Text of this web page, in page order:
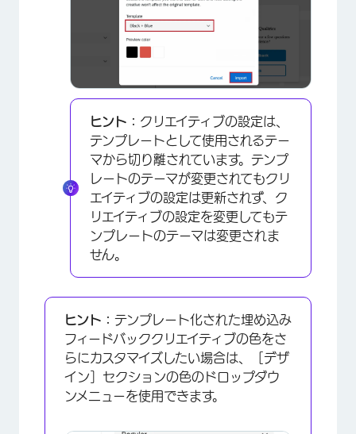
×
ヒント： クリエイティブの設定は、
テンプレートとして使用されるテー
マから切り離されています。テンプ
レートのテーマが変更されてもクリ
エイティブの設定は更新されず、ク
リエイティブの設定を変更してもテ
ンプレートのテーマは変更されま
せん。
ヒント： テンプレート化された埋め込み
フィードバッククリエイティブの色をさ
らにカスタマイズしたい場合は、［デザ
イン］セクションの色のドロップダウ
ンメニューを使用できます。